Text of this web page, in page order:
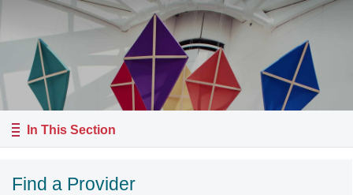
In This Section
Find a Provider